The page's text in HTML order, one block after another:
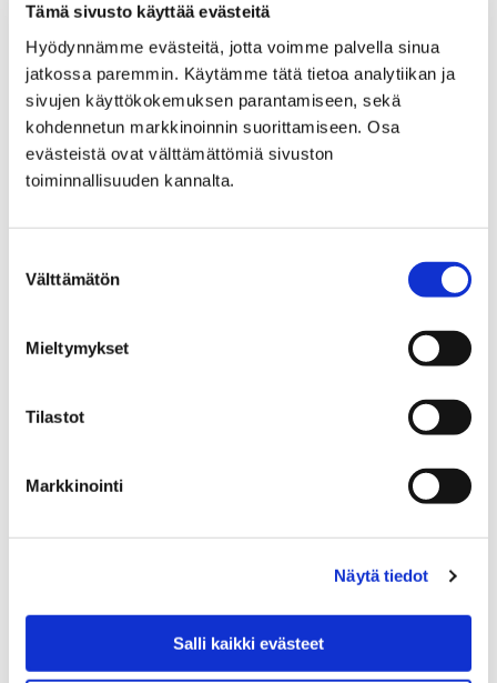
Tämä sivusto käyttää evästeitä
Hyödynnämme evästeitä, jotta voimme palvella sinua
jatkossa paremmin. Käytämme tätä tietoa analytiikan ja
sivujen käyttökokemuksen parantamiseen, sekä
kohdennetun markkinoinnin suorittamiseen. Osa
evästeistä ovat välttämättömiä sivuston
toiminnallisuuden kannalta.
valinta
Välttämätön
Mieltymykset
Tilastot
Markkinointi
Näytä tiedot
Salli kaikki evästeet
myöntämää koulumatkatukea.
Etusivu
Kasvatus ja koulutus
Perusopetus
Koulut ja palvelut
Koulut ja palvelut
Rakentaminen
Mikä on muuttunut luvan
hakemisessa?